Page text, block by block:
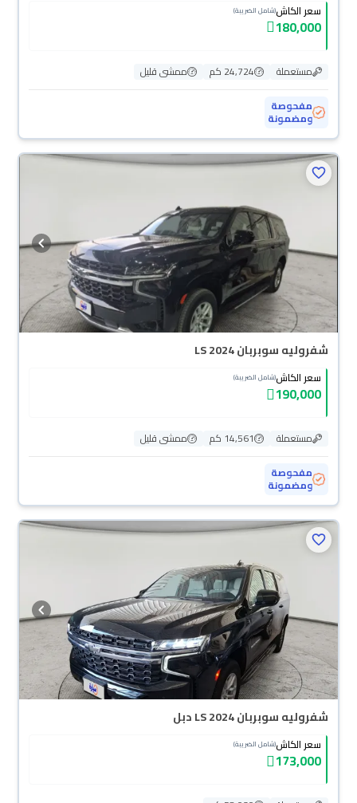
سعر الكاش(شامل الضريبة)
180,000
مستعملة 24,724 كم
ممشى قليل
مفحوصة
ومضمونة
شفروليه سوبربان LS 2024
سعر الكاش(شامل الضريبة)
190,000
مستعملة 14,561 كم
ممشى قليل
مفحوصة
ومضمونة
شفروليه سوبربان LS 2024 دبل
سعر الكاش(شامل الضريبة)
173,000